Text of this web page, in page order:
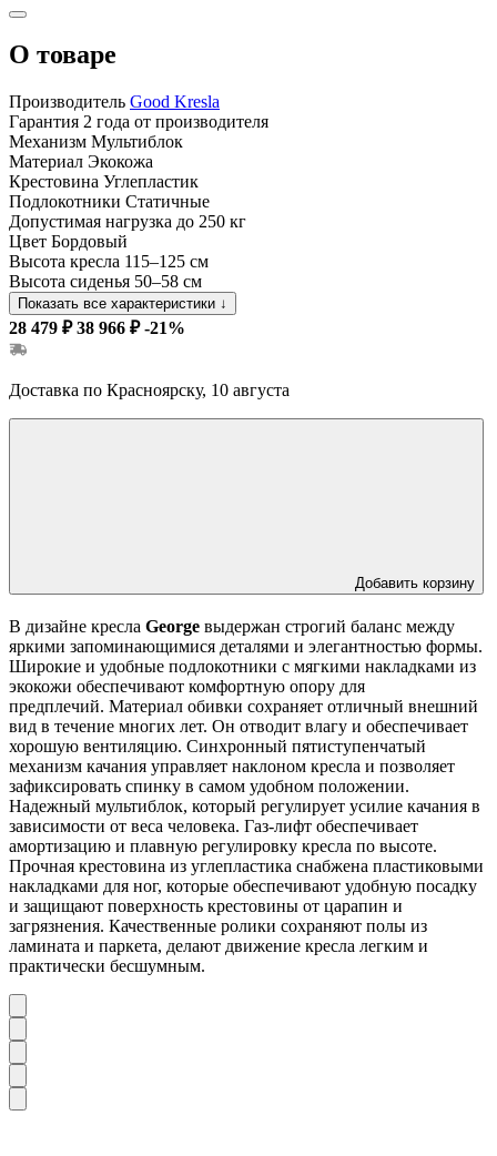
О товаре
Производитель Good Kresla
Гарантия 2 года от производителя
Механизм Мультиблок
Материал Экокожа
Крестовина Углепластик
Подлокотники Статичные
Допустимая нагрузка до 250 кг
Цвет Бордовый
Высота кресла 115–125 см
Высота сиденья 50–58 см
Показать все характеристики ↓
28 479 ₽ 38 966 ₽ -21%
Доставка по Красноярску, 10 августа
Добавить корзину
В дизайне кресла George выдержан строгий баланс между
яркими запоминающимися деталями и элегантностью формы.
Широкие и удобные подлокотники с мягкими накладками из
экокожи обеспечивают комфортную опору для
предплечий. Материал обивки сохраняет отличный внешний
вид в течение многих лет. Он отводит влагу и обеспечивает
хорошую вентиляцию. Синхронный пятиступенчатый
механизм качания управляет наклоном кресла и позволяет
зафиксировать спинку в самом удобном положении.
Надежный мультиблок, который регулирует усилие качания в
зависимости от веса человека. Газ-лифт обеспечивает
амортизацию и плавную регулировку кресла по высоте.
Прочная крестовина из углепластика снабжена пластиковыми
накладками для ног, которые обеспечивают удобную посадку
и защищают поверхность крестовины от царапин и
загрязнения. Качественные ролики сохраняют полы из
ламината и паркета, делают движение кресла легким и
практически бесшумным.